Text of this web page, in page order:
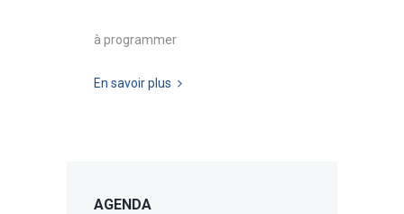
à programmer
En savoir plus
AGENDA